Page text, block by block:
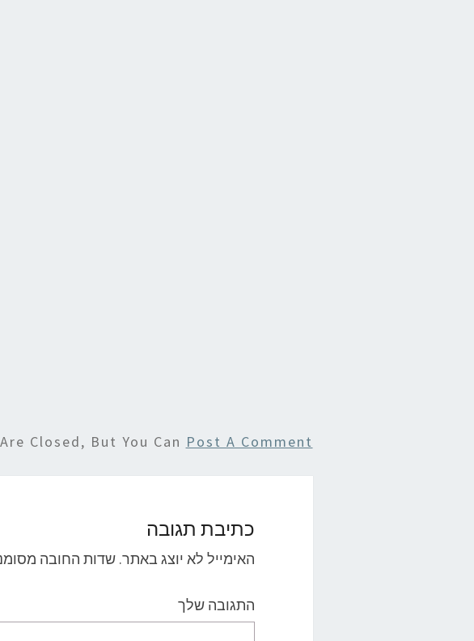
Closed, But You Can Post A Comment
כתיבת תגובה
האימייל לא יוצג באתר. שדות החובה
התגובה שלך